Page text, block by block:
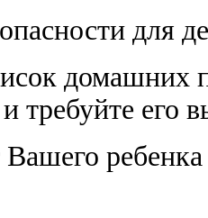
для
домашних
требуйте его
Вашего